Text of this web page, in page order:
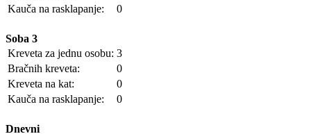
Kauča na rasklapanje:
0
Soba 3
Kreveta za jednu osobu: 3
Bračnih kreveta:
0
Kreveta na kat:
0
Kauča na rasklapanje:
0
Dnevni